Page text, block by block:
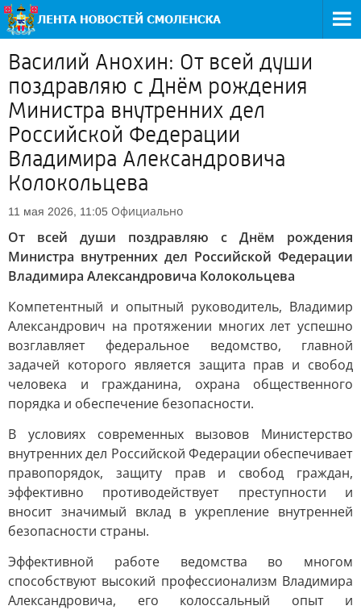
Василий Анохин: От всей души
поздравляю с Днём рождения
Министра внутренних дел
Российской Федерации
Владимира Александровича
Колокольцева
11 мая 2026, 11:05 Официально
От всей души поздравляю с Днём рождения
Министра внутренних дел Российской Федерации
Владимира Александровича Колокольцева
Компетентный и опытный руководитель, Владимир
Александрович на протяжении многих лет успешно
возглавляет федеральное ведомство, главной
задачей которого является защита прав и свобод
человека и гражданина, охрана общественного
порядка и обеспечение безопасности.
В условиях современных вызовов Министерство
внутренних дел Российской Федерации обеспечивает
правопорядок, защиту прав и свобод граждан,
эффективно противодействует преступности и
вносит значимый вклад в укрепление внутренней
безопасности страны.
Эффективной работе ведомства во многом
способствуют высокий профессионализм Владимира
Александровича, его колоссальный опыт и